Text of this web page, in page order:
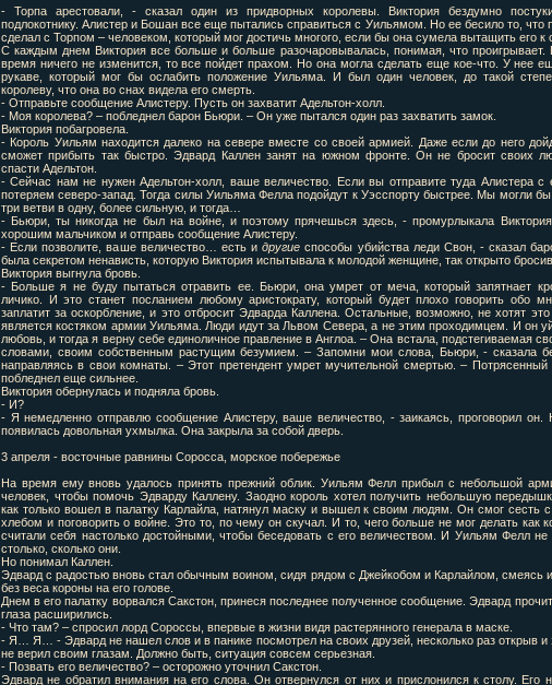
- Торпа арестовали, - сказал один из придворных королевы. Виктория бездумно
подлокотнику. Алистер и Бошан все еще пытались справиться с Уильямом. Но ее бесило то, что
сделал с Торпом – человеком, который мог достичь многого, если бы она сумела вытащить его к
С каждым днем Виктория все больше и больше разочаровывалась, понимая, что
время ничего не изменится, то все пойдет прахом. Но она могла сделать еще кое-что. У нее
рукаве, который мог бы ослабить положение Уильяма. И был один человек, до такой
королеву, что она во снах видела его смерть.
- Отправьте сообщение Алистеру. Пусть он захватит Адельтон-холл.
- Моя королева? – побледнел барон Бьюри. – Он уже пытался один раз захватить замок.
Виктория побагровела.
- Король Уильям находится далеко на севере вместе со своей армией. Даже если до него
сможет прибыть так быстро. Эдвард Каллен занят на южном фронте. Он не бросит своих
спасти Адельтон.
- Сейчас нам не нужен Адельтон-холл, ваше величество. Если вы отправите туда Алистера
потеряем северо-запад. Тогда силы Уильяма Фелла подойдут к Уэсспорту быстрее. Мы могли бы
три ветви в одну, более сильную, и тогда…
- Бьюри, ты никогда не был на войне, и поэтому прячешься здесь, - промурлыкала
хорошим мальчиком и отправь сообщение Алистеру.
- Если позволите, ваше величество… есть идругие способы убийства леди Свон, - сказал
была секретом ненависть, которую Виктория испытывала к молодой женщине, так открыто
Виктория выгнула бровь.
- Больше я не буду пытаться отравить ее. Бьюри, она умрет от меча, который запятнает
личико. И это станет посланием любому аристократу, который будет плохо говорить обо
заплатит за оскорбление, и это отбросит Эдварда Каллена. Остальные, возможно, не хотят
является костяком армии Уильяма. Люди идут за Львом Севера, а не этим проходимцем. И он
любовь, и тогда я верну себе единоличное правление в Англоа. – Она встала, подстегиваемая
словами, своим собственным растущим безумием. – Запомни мои слова, Бьюри, - сказала
направляясь в свои комнаты. – Этот претендент умрет мучительной смертью. –
побледнел еще сильнее.
Виктория обернулась и подняла бровь.
- И?
- Я немедленно отправлю сообщение Алистеру, ваше величество, - заикаясь, проговорил он.
появилась довольная ухмылка. Она закрыла за собой дверь.
3 апреля - восточные равнины Соросса, морское побережье
На время ему вновь удалось принять прежний облик. Уильям Фелл прибыл с небольшой
человек, чтобы помочь Эдварду Каллену. Заодно король хотел получить небольшую
как только вошел в палатку Карлайла, натянул маску и вышел к своим людям. Он смог сесть
хлебом и поговорить о войне. Это то, по чему он скучал. И то, чего больше не мог делать как
считали себя настолько достойными, чтобы беседовать с его величеством. И Уильям Фелл не
столько, сколько они.
Но понимал Каллен.
Эдвард с радостью вновь стал обычным воином, сидя рядом с Джейкобом и Карлайлом, смеясь
без веса короны на его голове.
Днем в его палатку ворвался Сакстон, принеся последнее полученное сообщение. Эдвард
глаза расширились.
- Что там? – спросил лорд Сороссы, впервые в жизни видя растерянного генерала в маске.
- Я… Я… - Эдвард не нашел слов и в панике посмотрел на своих друзей, несколько раз открыв и
не верил своим глазам. Должно быть, ситуация совсем серьезная.
- Позвать его величество? – осторожно уточнил Сакстон.
Эдвард не обратил внимания на его слова. Он отвернулся от них и прислонился к столу. Его